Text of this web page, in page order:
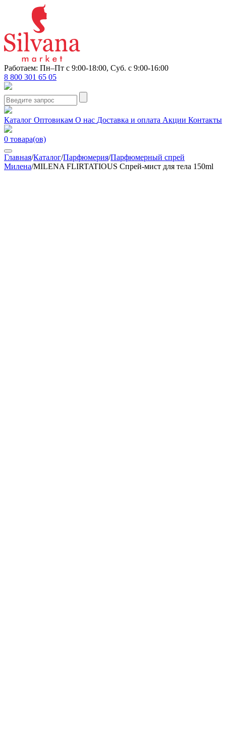
Работаем: Пн–Пт с 9:00-18:00, Суб. с 9:00-16:00
8 800 301 65 05
Каталог Оптовикам О нас Доставка и оплата Акции Контакты
0 товара(ов)
Главная/Каталог/Парфюмерия/Парфюмерный спрей
Милена/MILENA FLIRTATIOUS Спрей-мист для тела 150ml